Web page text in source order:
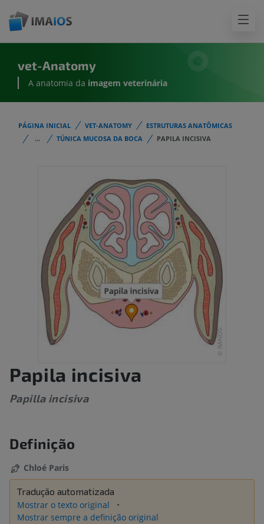
vet-Anatomy
A anatomia da imagem veterinária
PÁGINA INICIAL VET-ANATOMY
ESTRUTURAS ANATÔMICAS
...
TÚNICA MUCOSA DA BOCA PAPILA INCISIVA
Papila incisiva
Papilla incisiva
Definição
Chloé Paris
Tradução automatizada
Mostrar o texto original
Mostrar sempre a definição original